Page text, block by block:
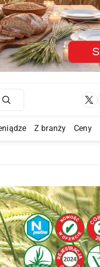
Z branży Ceny